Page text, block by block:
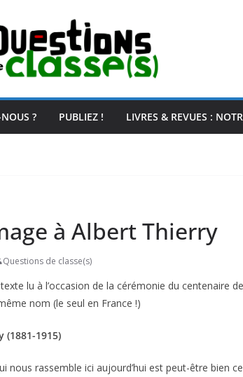
? PUBLIEZ ! LIVRES & REVUES :
à Albert Thierry
Questions de classe(s)
lu à l’occasion de la cérémonie du centenaire
nom (le seul en France !)
(1881-1915)
nous rassemble ici aujourd’hui est peut-être bien